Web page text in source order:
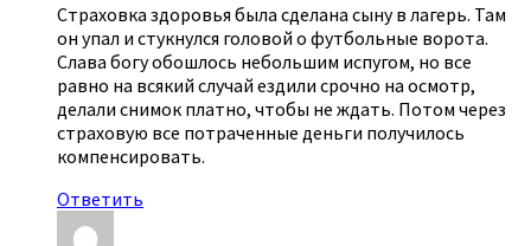
Страховка здоровья была сделана сыну в лагерь. Там
он упал и стукнулся головой о футбольные ворота.
Слава богу обошлось небольшим испугом, но все
равно на всякий случай ездили срочно на осмотр,
делали снимок платно, чтобы не ждать. Потом через
страховую все потраченные деньги получилось
компенсировать.
Ответить